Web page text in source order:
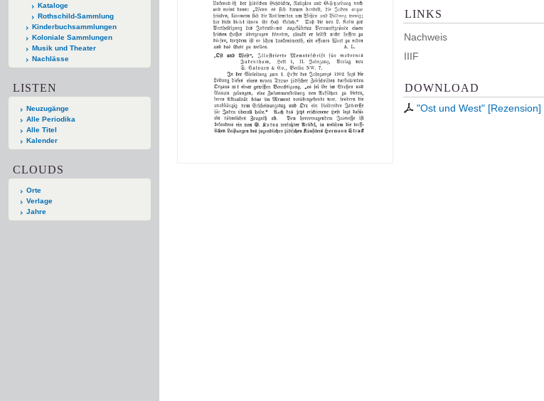
Kataloge
Rothschild-Sammlung
Kinderbuchsammlungen
Koloniale Sammlungen
Musik und Theater
Nachlässe
LISTEN
Neuzugänge
Alle Periodika
Alle Titel
Kalender
CLOUDS
Orte
Verlage
Jahre
LINKS
Nachweis
IIIF
DOWNLOAD
"Ost und West" [Rezension]